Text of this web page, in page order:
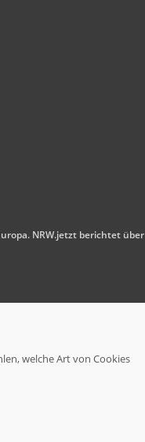
NRW.jetzt berichtet über
welche Art von Cookies